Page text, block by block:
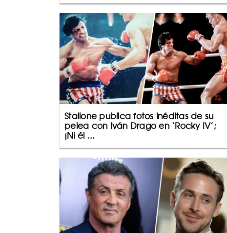
Stallone publica fotos inéditas de su
pelea con Iván Drago en ‘Rocky IV’;
¡Ni él ...